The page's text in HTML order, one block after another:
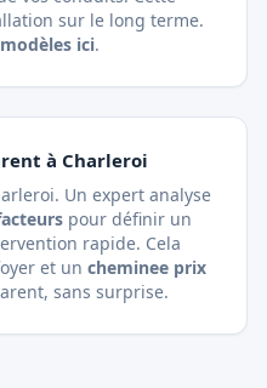
sur le long terme.
ici.
à Charleroi
Un expert analyse
pour définir un
rapide. Cela
et un cheminee prix
sans surprise.